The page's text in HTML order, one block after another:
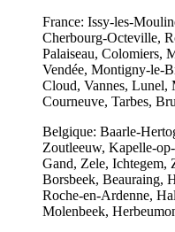
France: Issy-les-
Cherbourg-Octeville,
Palaiseau, Colomiers,
Vendée, Montigny-le-
Cloud, Vannes, Lunel,
Courneuve, Tarbes,
Belgique: Baarle-
Zoutleeuw, Kapelle-
Gand, Zele, Ichtegem,
Borsbeek, Beauraing,
Roche-en-Ardenne,
Molenbeek,